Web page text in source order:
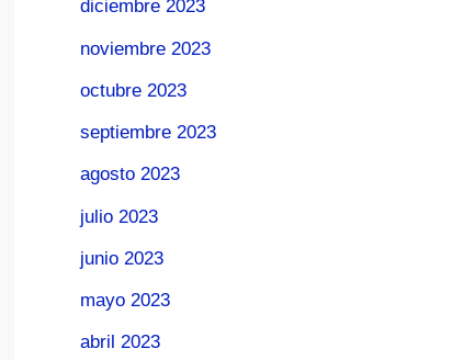
diciembre 2023
noviembre 2023
octubre 2023
septiembre 2023
agosto 2023
julio 2023
junio 2023
mayo 2023
abril 2023